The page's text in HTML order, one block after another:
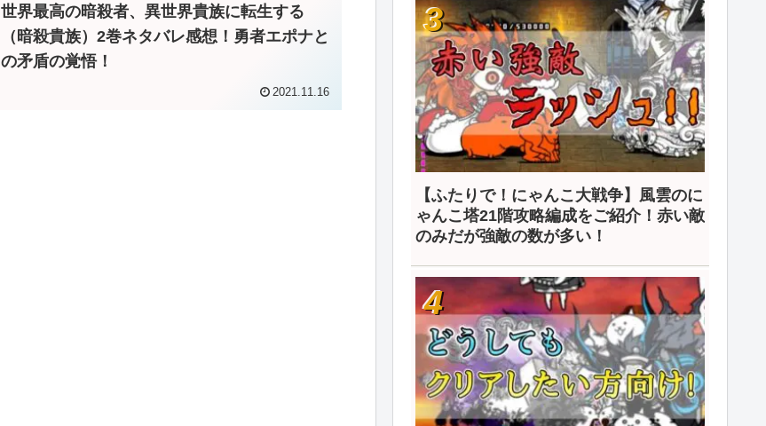
世界最高の暗殺者、異世界貴族に転生する
（暗殺貴族）2巻ネタバレ感想！勇者エポナと
の矛盾の覚悟！
2021.11.16
【ふたりで！にゃんこ大戦争】風雲のに
ゃんこ塔21階攻略編成をご紹介！赤い敵
のみだが強敵の数が多い！